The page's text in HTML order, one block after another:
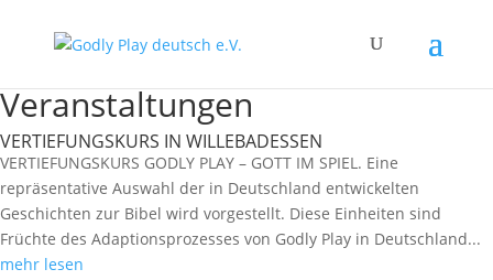
Veranstaltungen
VERTIEFUNGSKURS IN WILLEBADESSEN
VERTIEFUNGSKURS GODLY PLAY – GOTT IM SPIEL. Eine
repräsentative Auswahl der in Deutschland entwickelten
Geschichten zur Bibel wird vorgestellt. Diese Einheiten sind
Früchte des Adaptionsprozesses von Godly Play in Deutschland...
mehr lesen